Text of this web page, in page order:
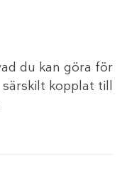
du kan göra för
kopplat till